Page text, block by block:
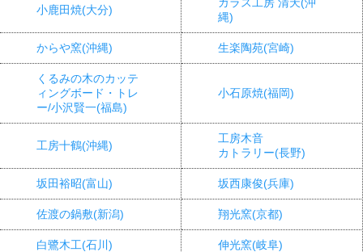
小鹿田焼(大分)
縄)
からや窯(沖縄) 生楽陶苑(宮崎)
くるみの木のカッテ
ィングボード・トレ
ー/小沢賢一(福島)
小石原焼(福岡)
工房十鶴(沖縄)
工房木音
カトラリー(長野)
坂田裕昭(富山) 坂西康俊(兵庫)
佐渡の鍋敷(新潟) 翔光窯(京都)
白鷺木工(石川) 伸光窯(岐阜)